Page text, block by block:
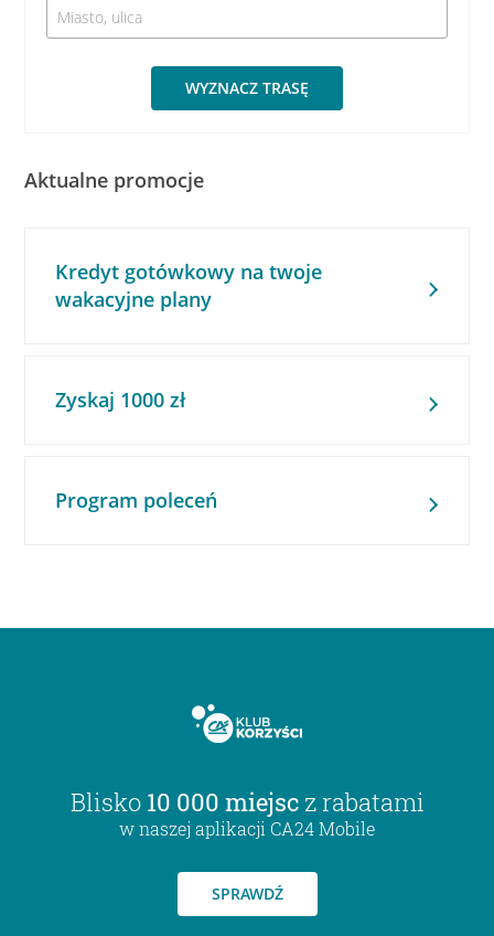
WYZNACZ TRASĘ
Aktualne promocje
Kredyt gotówkowy na twoje
wakacyjne plany
Zyskaj 1000 zł
Program poleceń
Blisko 10 000 miejsc z rabatami
w naszej aplikacji CA24 Mobile
SPRAWDŹ